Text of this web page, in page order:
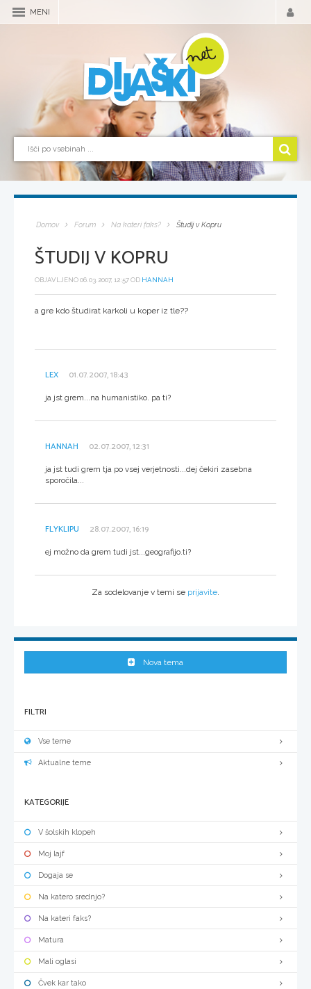
MENI
Domov Forum Na kateri faks? Študij v Kopru
ŠTUDIJ V KOPRU
OBJAVLJENO 06.03.2007, 12:57 OD HANNAH
a gre kdo študirat karkoli u koper iz tle??
LEX 01.07.2007, 18:43
ja jst grem...na humanistiko. pa ti?
HANNAH 02.07.2007, 12:31
ja jst tudi grem tja po vsej verjetnosti...dej čekiri zasebna
sporočila...
FLYKLIPU 28.07.2007, 16:19
ej možno da grem tudi jst...geografijo.ti?
Za sodelovanje v temi se prijavite
Nova tema
FILTRI
Vse teme
Aktualne teme
KATEGORIJE
V šolskih klopeh
Moj lajf
Dogaja se
Na katero srednjo?
Na kateri faks?
Matura
Mali oglasi
Čvek kar tako